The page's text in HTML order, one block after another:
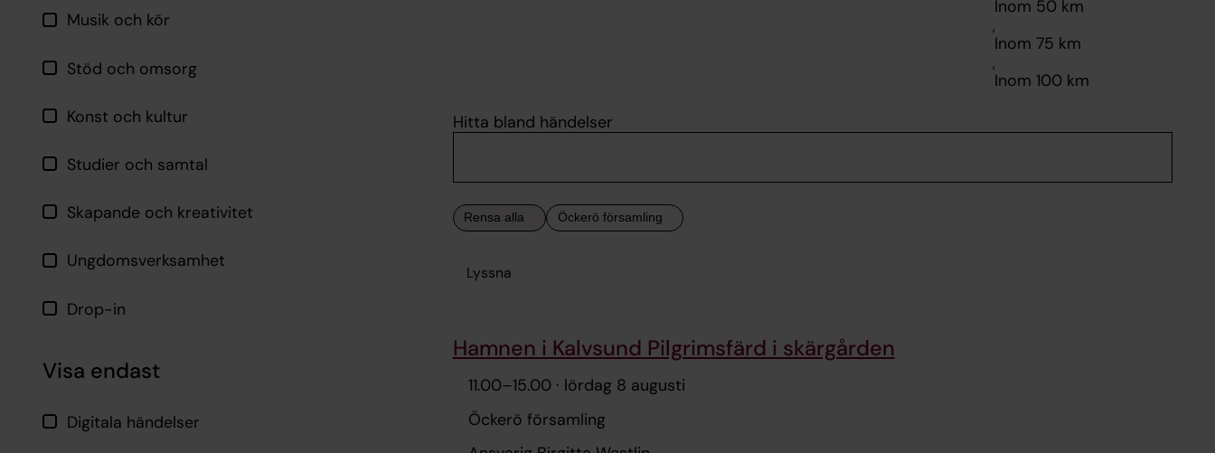
Musik och kör
Stöd och omsorg
Konst och kultur
Studier och samtal
Skapande och kreativitet
Ungdomsverksamhet
Drop-in
Visa endast
Digitala händelser
,
,
Hitta bland händelser
Lyssna
Hamnen i Kalvsund Pilgrimsfärd i skärgården
11.00–15.00 · lördag 8 augusti
Öckerö församling